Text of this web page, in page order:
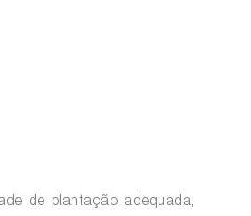
de plantação adequada,